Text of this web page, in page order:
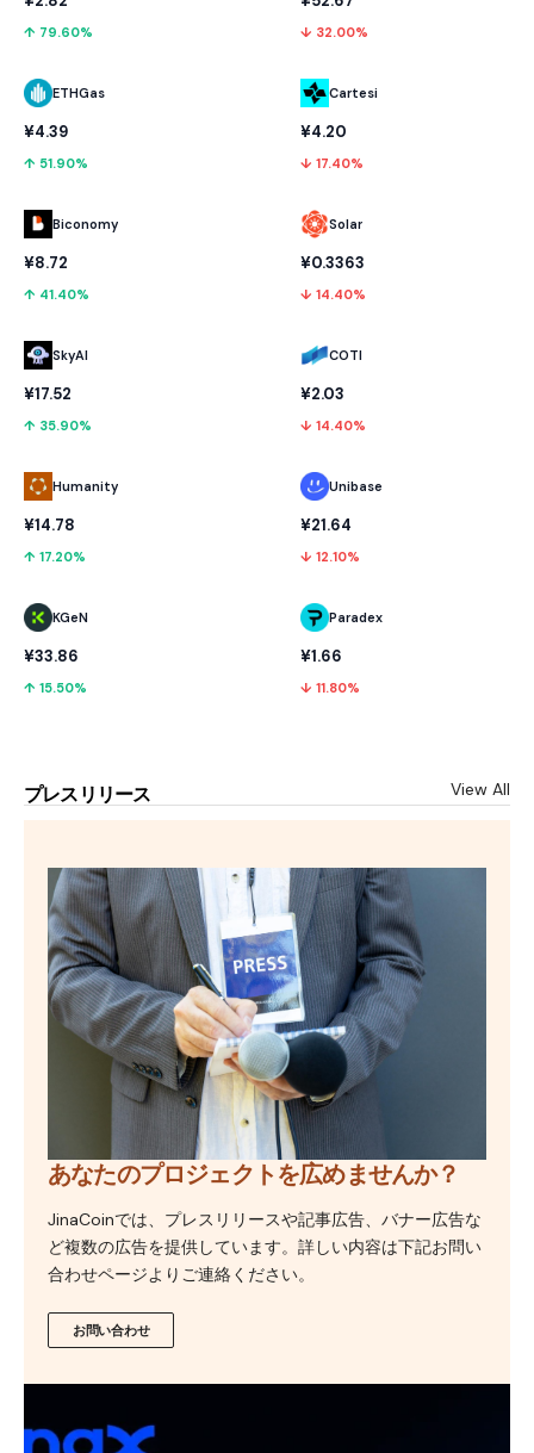
↑ 79.60%
ETHGas
¥4.39
↑ 51.90%
Biconomy
¥8.72
↑ 41.40%
SkyAI
¥17.52
↑ 35.90%
Humanity
¥14.78
↑ 17.20%
KGeN
¥33.86
↑ 15.50%
↓ 32.00%
Cartesi
¥4.20
↓ 17.40%
Solar
¥0.3363
↓ 14.40%
COTI
¥2.03
↓ 14.40%
Unibase
¥21.64
↓ 12.10%
Paradex
¥1.66
↓ 11.80%
プレスリリース View All
あなたのプロジェクトを広めませんか？
JinaCoinでは、プレスリリースや記事広告、バナー広告な
ど複数の広告を提供しています。詳しい内容は下記お問い
合わせページよりご連絡ください。
お問い合わせ